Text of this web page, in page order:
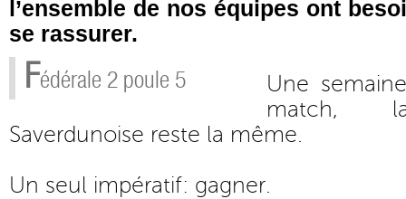
l’ensemble de nos équipes ont
se rassurer.
Fédérale 2 poule 5
Une
match,
Saverdunoise reste la même.
Un seul impératif: gagner.